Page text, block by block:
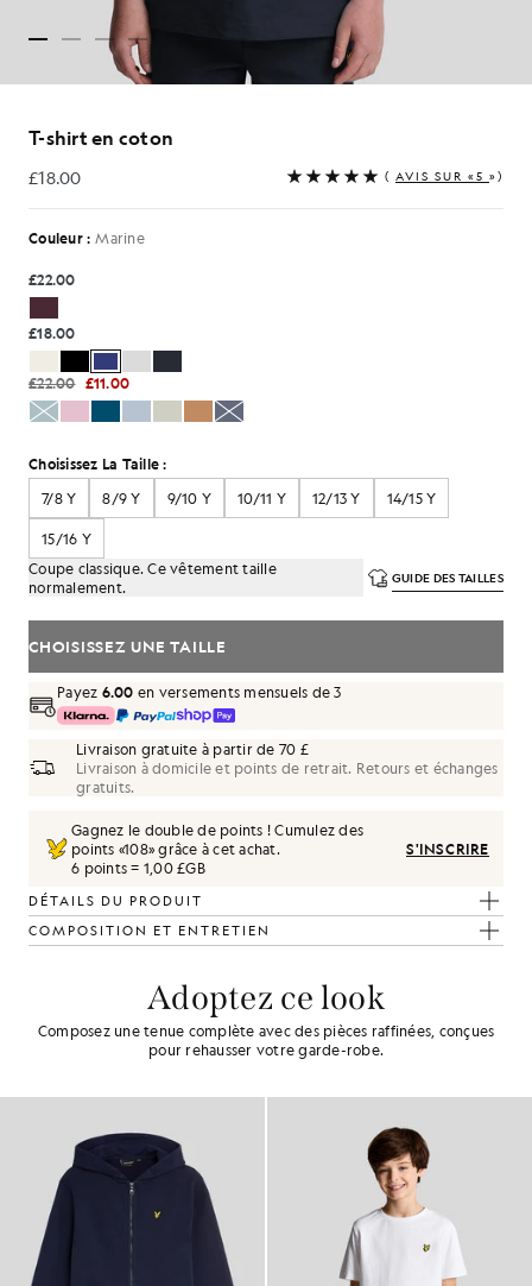
T-shirt en coton
£18.00
£18.00 ( AVIS SUR «5 »)
Couleur : Marine
£22.00
£18.00
£22.00 £11.00
Choisissez La Taille :
7/8 Y
8/9 Y 9/10 Y 10/11 Y 12/13 Y 14/15 Y
15/16 Y
Coupe classique. Ce vêtement taille
normalement.
GUIDE DES TAILLES
CHOISISSEZ UNE TAILLE
Payez 6.00 en versements mensuels de 3
Livraison gratuite à partir de 70 £
Livraison à domicile et points de retrait. Retours et échanges
gratuits.
Gagnez le double de points ! Cumulez des
points «108» grâce à cet achat.
6 points = 1,00 £GB
S'INSCRIRE
DÉTAILS DU PRODUIT
COMPOSITION ET ENTRETIEN
Adoptez ce look
Composez une tenue complète avec des pièces raffinées, conçues
pour rehausser votre garde-robe.